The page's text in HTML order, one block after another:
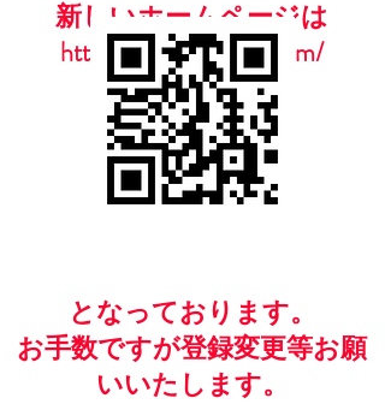
新しいホームページは
https://www.casailfc.com/
​となっております。
お手数ですが​登録変更等お願
いいたします。